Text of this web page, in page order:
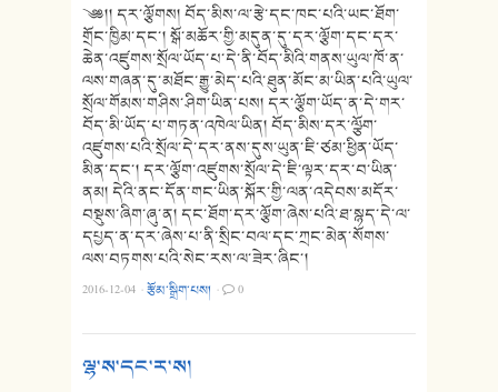
༄༅།། དར་ལྕོགས། བོད་མིས་ལ་རྩེ་དང་ཁང་པའི་ཡང་ཐོག་
གྲོང་ཁྱིམ་དང་། སྒོ་མཆོར་གྱི་མདུན་དུ་དར་ལྕོག་དང་དར་
ཆེན་འཛུགས་སྲོལ་ཡོད་པ་དེ་ནི་བོད་མིའི་གནས་ཡུལ་ཁོ་ན་
ལས་གཞན་དུ་མཐོང་རྒྱུ་མེད་པའི་ཐུན་མོང་མ་ཡིན་པའི་ཡུལ་
སྲོལ་གོམས་གཤིས་ཤིག་ཡིན་པས། དར་ལྕོག་ཡོད་ན་དེ་གར་
བོད་མི་ཡོད་པ་གཏན་འཁེལ་ཡིན། བོད་མིས་དར་ལྩོག་
འཛུགས་པའི་སྲོལ་དེ་དར་ནས་དུས་ཡུན་ཇི་ཙམ་ཕྱིན་ཡོད་
མིན་དང་། དར་ལྕོག་འཛུགས་སྲོལ་དེ་ཇི་ལྟར་དར་བ་ཡིན་
ནམ། དེའི་ནང་དོན་གང་ཡིན་སྐོར་གྱི་ལན་འདེབས་མདོར་
བསྡུས་ཞིག་ཞུ་ན། དང་ཐོག་དར་ལྕོག་ཞེས་པའི་ཐ་སྙད་དེ་ལ་
དཔྱད་ན་དར་ཞེས་པ་ནི་སྲིང་བལ་དང་ཀྲང་མེན་སོགས་
ལས་བཏགས་པའི་སེང་རས་ལ་ཟེར་ཞིང་།
2016-12-04 ·རྩོམ་སྒྲིག་པས། · 0
ལྷ་ས་དང་ར་ས།